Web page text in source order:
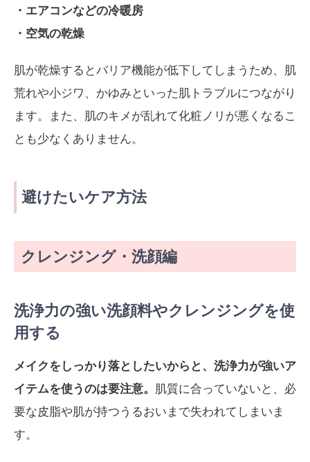
・エアコンなどの冷暖房
・空気の乾燥
肌が乾燥するとバリア機能が低下してしまうため、肌
荒れや小ジワ、かゆみといった肌トラブルにつながり
ます。また、肌のキメが乱れて化粧ノリが悪くなるこ
とも少なくありません。
避けたいケア方法
クレンジング・洗顔編
洗浄力の強い洗顔料やクレンジングを使
用する
メイクをしっかり落としたいからと、洗浄力が強いア
イテムを使うのは要注意。 肌質に合っていないと、必
要な皮脂や肌が持つうるおいまで失われてしまいま
す。